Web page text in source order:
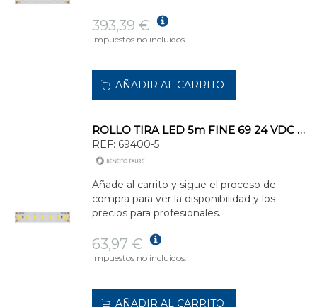
393,39 €
Impuestos no incluidos.
AÑADIR AL CARRITO
ROLLO TIRA LED 5m FINE 69 24 VDC 9,6W/m 4000K IP20
REF: 69400-5
Añade al carrito y sigue el proceso de
compra para ver la disponibilidad y los
precios para profesionales.
63,97 €
Impuestos no incluidos.
AÑADIR AL CARRITO